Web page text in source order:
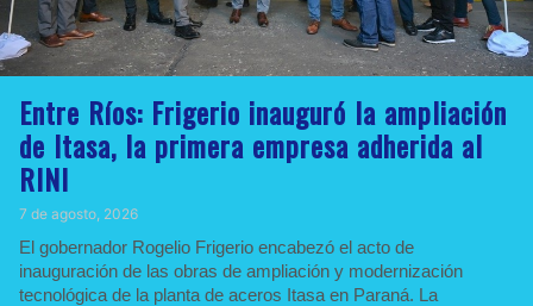
Entre Ríos: Frigerio inauguró la ampliación
de Itasa, la primera empresa adherida al
RINI
7 de agosto, 2026
El gobernador Rogelio Frigerio encabezó el acto de
inauguración de las obras de ampliación y modernización
tecnológica de la planta de aceros Itasa en Paraná. La